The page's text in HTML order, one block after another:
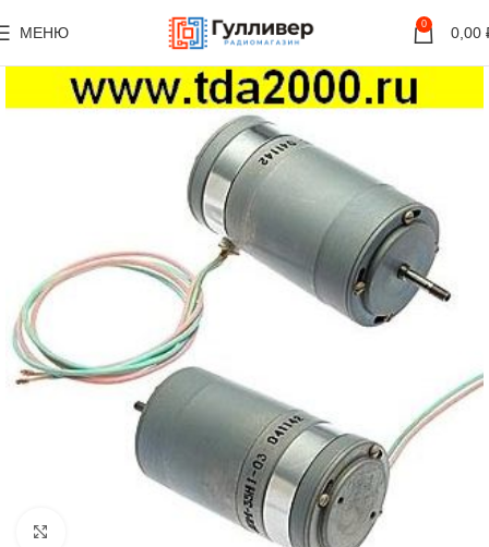
МЕНЮ 0 0,00
Нажмите, чтобы увеличить